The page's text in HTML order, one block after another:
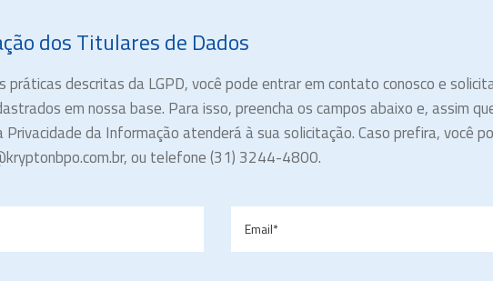
dos Titulares de Dados
práticas descritas da LGPD, você pode entrar em contato conosco e
em nossa base. Para isso, preencha os campos abaixo e, assim
Privacidade da Informação atenderá à sua solicitação. Caso prefira, você
ou telefone (31) 3244-4800.